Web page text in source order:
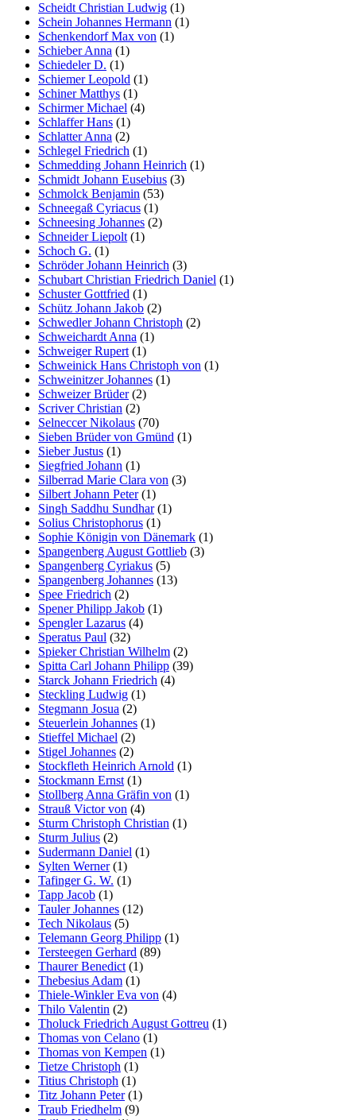
Scheidt Christian Ludwig (1)
Schein Johannes Hermann (1)
Schenkendorf Max von (1)
Schieber Anna (1)
Schiedeler D. (1)
Schiemer Leopold (1)
Schiner Matthys (1)
Schirmer Michael (4)
Schlaffer Hans (1)
Schlatter Anna (2)
Schlegel Friedrich (1)
Schmedding Johann Heinrich (1)
Schmidt Johann Eusebius (3)
Schmolck Benjamin (53)
Schneegaß Cyriacus (1)
Schneesing Johannes (2)
Schneider Liepolt (1)
Schoch G. (1)
Schröder Johann Heinrich (3)
Schubart Christian Friedrich Daniel (1)
Schuster Gottfried (1)
Schütz Johann Jakob (2)
Schwedler Johann Christoph (2)
Schweichardt Anna (1)
Schweiger Rupert (1)
Schweinick Hans Christoph von (1)
Schweinitzer Johannes (1)
Schweizer Brüder(2)
Scriver Christian (2)
Selneccer Nikolaus (70)
Sieben Brüder von Gmünd (1)
Sieber Justus (1)
Siegfried Johann (1)
Silberrad Marie Clara von (3)
Silbert Johann Peter(1)
Singh Saddhu Sundhar(1)
Solius Christophorus (1)
Sophie Königin von Dänemark (1)
Spangenberg August Gottlieb (3)
Spangenberg Cyriakus (5)
Spangenberg Johannes (13)
Spee Friedrich (2)
Spener Philipp Jakob (1)
Spengler Lazarus (4)
Speratus Paul (32)
Spieker Christian Wilhelm (2)
Spitta Carl Johann Philipp (39)
Starck Johann Friedrich (4)
Steckling Ludwig (1)
Stegmann Josua (2)
Steuerlein Johannes (1)
Stieffel Michael (2)
Stigel Johannes (2)
Stockfleth Heinrich Arnold (1)
Stockmann Ernst (1)
Stollberg Anna Gräfin von (1)
Strauß Victor von (4)
Sturm Christoph Christian (1)
Sturm Julius (2)
Sudermann Daniel (1)
Sylten Werner(1)
Tafinger G. W. (1)
Tapp Jacob (1)
Tauler Johannes (12)
Tech Nikolaus (5)
Telemann Georg Philipp (1)
Tersteegen Gerhard (89)
Thaurer Benedict (1)
Thebesius Adam (1)
Thiele-Winkler Eva von (4)
Thilo Valentin (2)
Tholuck Friedrich August Gottreu (1)
Thomas von Celano (1)
Thomas von Kempen (1)
Tietze Christoph (1)
Titius Christoph (1)
Titz Johann Peter(1)
Traub Friedhelm (9)